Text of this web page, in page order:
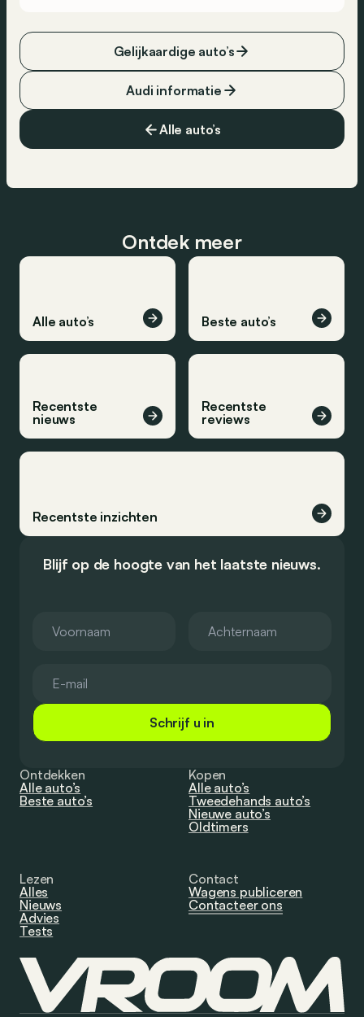
Alle auto’s
Audi informatie
Gelijkaardige auto’s
Ontdek meer
Alle auto’s Beste auto’s
Recentste
nieuws
Recentste
reviews
Recentste inzichten
Blijf op de hoogte van het laatste nieuws.
Schrijf u in
Ontdekken
Alle auto’s
Beste auto’s
Kopen
Alle auto’s
Tweedehands auto’s
Nieuwe auto’s
Oldtimers
Lezen
Alles
Nieuws
Advies
Tests
Contact
Wagens publiceren
Contacteer ons